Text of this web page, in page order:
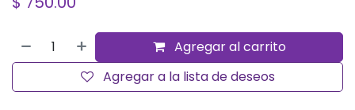
Agregar al carrito
Agregar a la lista de deseos